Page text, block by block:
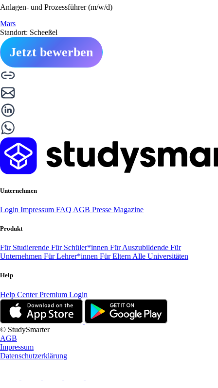
Anlagen- und Prozessführer (m/w/d)
Mars
Standort: Scheeßel
Jetzt bewerben
Unternehmen
Login Impressum FAQ AGB Presse Magazine
Produkt
Für Studierende Für Schüler*innen Für Auszubildende Für
Unternehmen Für Lehrer*innen Für Eltern Alle Universitäten
Help
Help CenterPremium Login
© StudySmarter
AGB
Impressum
Datenschutzerklärung